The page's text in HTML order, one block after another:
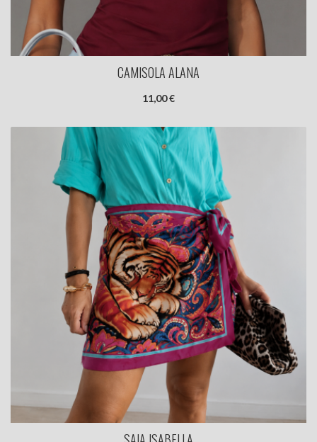
CAMISOLA ALANA
11,00 €